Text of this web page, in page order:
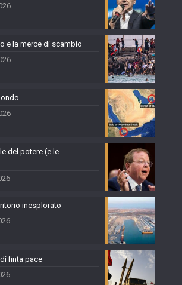
e la merce di scambio
del potere (e le
inesplorato
finta pace